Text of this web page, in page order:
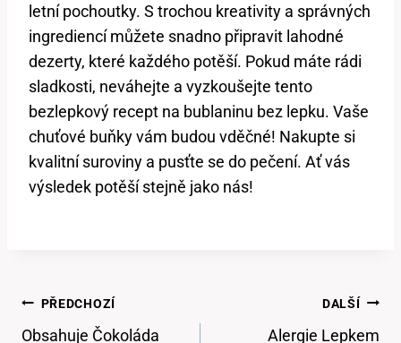
letní pochoutky. S trochou kreativity a správných
ingrediencí můžete snadno připravit lahodné
dezerty, které každého potěší. Pokud máte rádi
sladkosti, neváhejte a vyzkoušejte tento
bezlepkový recept na bublaninu bez lepku. Vaše
chuťové buňky vám budou vděčné! Nakupte si
kvalitní suroviny a pusťte se do pečení. Ať vás
výsledek potěší stejně jako nás!
Navigace
Pro
PŘEDCHOZÍ
Obsahuje Čokoláda
DALŠÍ
Alergie Lepkem